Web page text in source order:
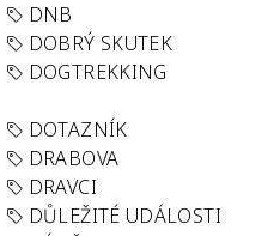
DNB
DOBRÝ SKUTEK
DOGTREKKING
DOTAZNÍK
DRABOVA
DRAVCI
DŮLEŽITÉ UDÁLOSTI